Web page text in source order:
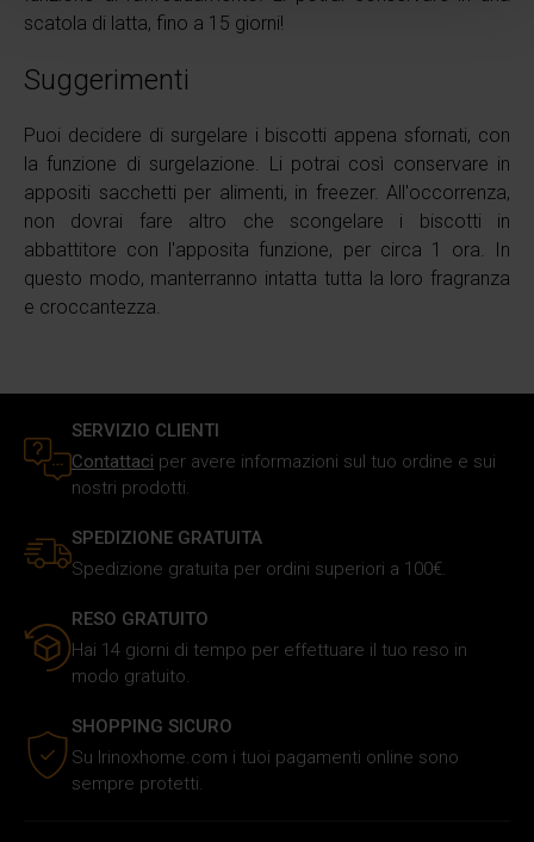
(impronte digitali).
e imposta le tue preferenze nella
dalla Dichiarazione sui cookie.
Utilizziamo i cookie per personalizzare i contenuti e gli
annunci, fornire le funzioni dei social media e analizzare il
nostro traffico. Inoltre forniamo informazioni sul modo in
cui utilizzi il nostro sito ai nostri partner che si occupano
di analisi dei dati web, pubblicità e social media, i quali
loro servizi.
scatola di latta, fino a 15 giorni!
Suggerimenti
Puoi decidere di surgelare i biscotti appena sfornati, con
la funzione di surgelazione. Li potrai così conservare in
appositi sacchetti per alimenti, in freezer. All'occorrenza,
non dovrai fare altro che scongelare i biscotti in
abbattitore con l'apposita funzione, per circa 1 ora. In
questo modo, manterranno intatta tutta la loro fragranza
e croccantezza.
SERVIZIO CLIENTI
Contattaci per avere informazioni sul tuo ordine e sui
nostri prodotti.
SPEDIZIONE GRATUITA
Spedizione gratuita per ordini superiori a 100€.
RESO GRATUITO
Hai 14 giorni di tempo per effettuare il tuo reso in
modo gratuito.
SHOPPING SICURO
Su Irinoxhome.com i tuoi pagamenti online sono
sempre protetti.